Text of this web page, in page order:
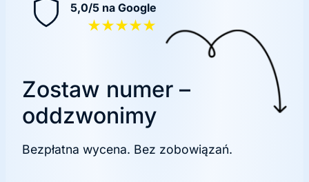
5,0/5 na Google
★★★★★
Zostaw numer –
oddzwonimy
Bezpłatna wycena. Bez zobowiązań.